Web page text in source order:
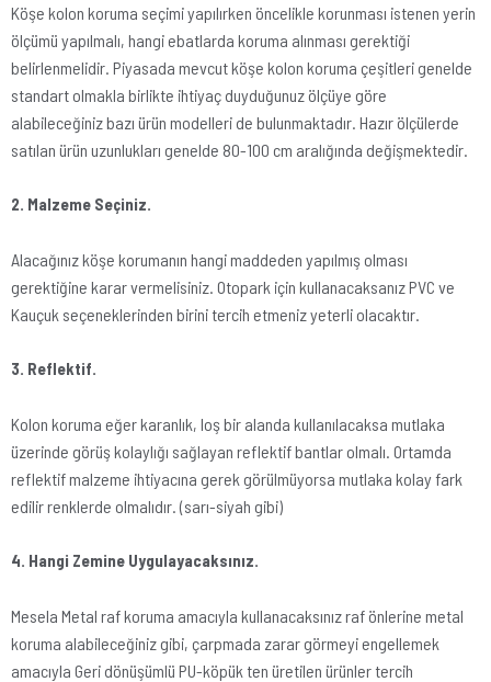
Köşe kolon koruma seçimi yapılırken öncelikle korunması istenen yerin
ölçümü yapılmalı, hangi ebatlarda koruma alınması gerektiği
belirlenmelidir. Piyasada mevcut köşe kolon koruma çeşitleri genelde
standart olmakla birlikte ihtiyaç duyduğunuz ölçüye göre
alabileceğiniz bazı ürün modelleri de bulunmaktadır. Hazır ölçülerde
satılan ürün uzunlukları genelde 80-100 cm aralığında değişmektedir.
2. Malzeme Seçiniz.
Alacağınız köşe korumanın hangi maddeden yapılmış olması
gerektiğine karar vermelisiniz. Otopark için kullanacaksanız PVC ve
Kauçuk seçeneklerinden birini tercih etmeniz yeterli olacaktır.
3. Reflektif.
Kolon koruma eğer karanlık, loş bir alanda kullanılacaksa mutlaka
üzerinde görüş kolaylığı sağlayan reflektif bantlar olmalı. Ortamda
reflektif malzeme ihtiyacına gerek görülmüyorsa mutlaka kolay fark
edilir renklerde olmalıdır. (sarı-siyah gibi)
4. Hangi Zemine Uygulayacaksınız.
Mesela Metal raf koruma amacıyla kullanacaksınız raf önlerine metal
koruma alabileceğiniz gibi, çarpmada zarar görmeyi engellemek
amacıyla Geri dönüşümlü PU-köpük ten üretilen ürünler tercih